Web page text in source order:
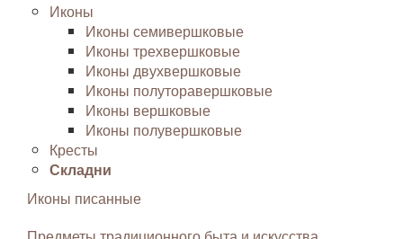
Иконы
Иконы семивершковые
Иконы трехвершковые
Иконы двухвершковые
Иконы полуторавершковые
Иконы вершковые
Иконы полувершковые
Кресты
Складни
Иконы писанные